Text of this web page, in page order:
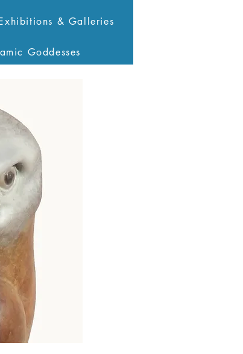
& Galleries
Goddesses